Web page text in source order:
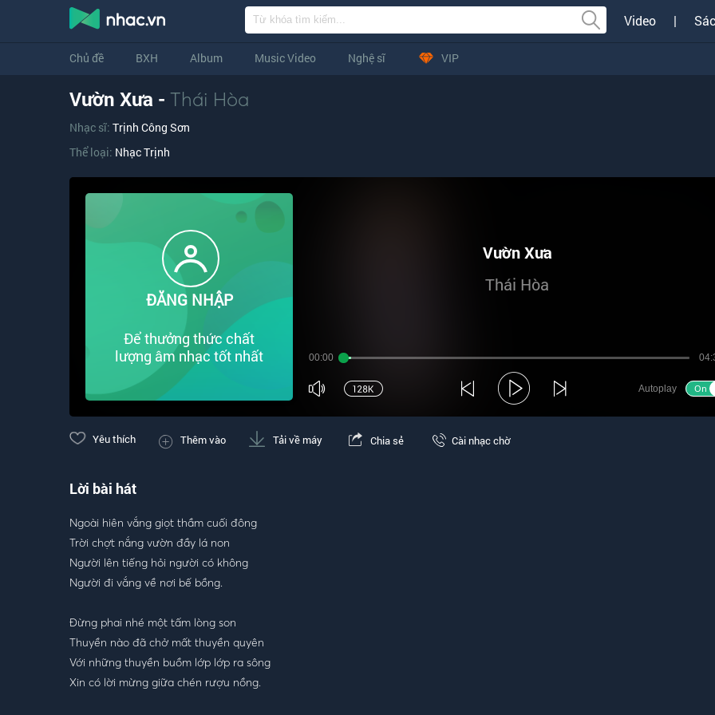
Video |
Chủ đề BXH Album Music Video Nghệ sĩ VIP
Vườn Xưa - Thái Hòa
Nhạc sĩ: Trịnh Công Sơn
Thể loại: Nhạc Trịnh
Vườn Xưa
Thái Hòa
00:00
Autoplay
ĐĂNG NHẬP
Để thưởng thức chất
lượng âm nhạc tốt nhất
Yêu thích Thêm vào Tải về máy Chia sẻ Cài nhạc chờ
Lời bài hát
Ngoài hiên vắng giọt thầm cuối đông
Trời chợt nắng vườn đầy lá non
Người lên tiếng hỏi người có không
Người đi vắng về nơi bế bồng.
Đừng phai nhé một tấm lòng son
Thuyền nào đã chở mất thuyền quyên
Với những thuyền buồm lớp lớp ra sông
Xin có lời mừng giữa chén rượu nồng.